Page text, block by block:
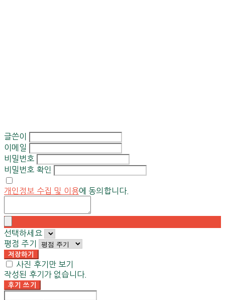
글쓴이
이메일
비밀번호
비밀번호 확인
개인정보 수집 및 이용에 동의합니다.
선택하세요
평점 주기
저장하기
사진 후기만 보기
작성된 후기가 없습니다.
후기 쓰기